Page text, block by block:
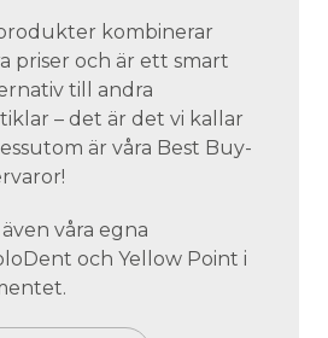
kombinerar
priser och är ett smart
till andra
– det är det vi kallar
är våra Best Buy-
våra egna
och Yellow Point i